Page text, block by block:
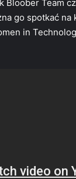
Bloober Team
go spotkać
in